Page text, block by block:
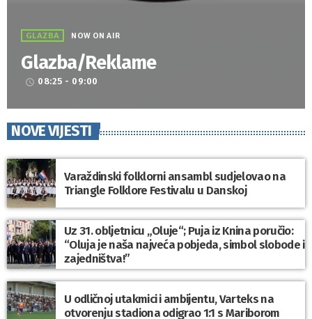
GLAZBA NOW ON AIR
Glazba/Reklame
access_time 08:25 - 09:00
NOVE VIJESTI
Varaždinski folklorni ansambl sudjelovao na
Triangle Folklore Festivalu u Danskoj
Uz 31. obljetnicu „Oluje“; Puja iz Knina poručio:
“Oluja je naša najveća pobjeda, simbol slobode i
zajedništva!”
U odličnoj utakmici i ambijentu, Varteks na
otvorenju stadiona odigrao 1:1 s Mariborom